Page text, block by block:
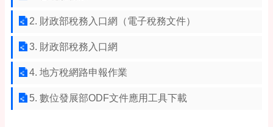
2. 財政部稅務入口網（電子稅務文件）
3. 財政部稅務入口網
4. 地方稅網路申報作業
5. 數位發展部ODF文件應用工具下載